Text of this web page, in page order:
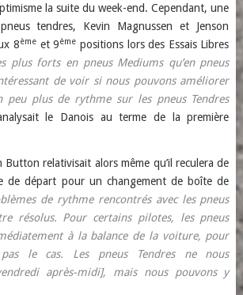
la suite du week-end. Cependant, une
tendres, Kevin Magnussen et Jenson
8ème et 9ème positions lors des Essais Libres
plus forts en pneus Mediums qu’en pneus
de voir si nous pouvons améliorer
peu plus de rythme sur les pneus Tendres
le Danois au terme de la première
Button relativisait alors même qu’il reculera de
de départ pour un changement de boîte de
de rythme rencontrés avec les pneus
résolus. Pour certains pilotes, les pneus
à la balance de la voiture, pour
pas le cas. Les pneus Tendres ne nous
après-midi], mais nous pouvons y